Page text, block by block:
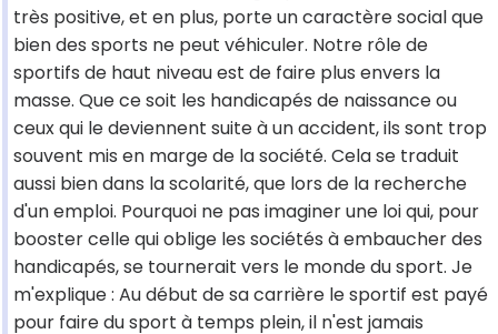
très positive, et en plus, porte un caractère social que
bien des sports ne peut véhiculer. Notre rôle de
sportifs de haut niveau est de faire plus envers la
masse. Que ce soit les handicapés de naissance ou
ceux qui le deviennent suite à un accident, ils sont trop
souvent mis en marge de la société. Cela se traduit
aussi bien dans la scolarité, que lors de la recherche
d'un emploi. Pourquoi ne pas imaginer une loi qui, pour
booster celle qui oblige les sociétés à embaucher des
handicapés, se tournerait vers le monde du sport. Je
m'explique : Au début de sa carrière le sportif est payé
pour faire du sport à temps plein, il n'est jamais